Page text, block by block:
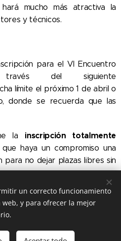
mucho más atractiva la
y técnicos.
para el VI Encuentro
del siguiente
límite el próximo 1 de abril o
donde se recuerda que las
la inscripción totalmente
haya un compromiso una
para no dejar plazas libres sin
de Datos
un correcto funcionamiento
y para ofrecer la mejor